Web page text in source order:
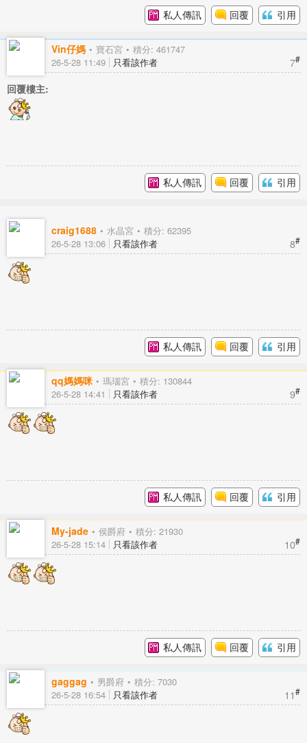
私人傳訊 回覆 引用
Vin仔媽 寶石宮 積分: 461747
7#
26-5-28 11:49 只看該作者
回覆樓主:
私人傳訊 回覆 引用
craig1688 水晶宮 積分: 62395
8#
26-5-28 13:06 只看該作者
私人傳訊 回覆 引用
qq媽媽咪 瑪瑙宮 積分: 130844
9#
26-5-28 14:41 只看該作者
私人傳訊 回覆 引用
My-jade 侯爵府 積分: 21930
10#
26-5-28 15:14 只看該作者
私人傳訊 回覆 引用
gaggag 男爵府 積分: 7030
11#
26-5-28 16:54 只看該作者